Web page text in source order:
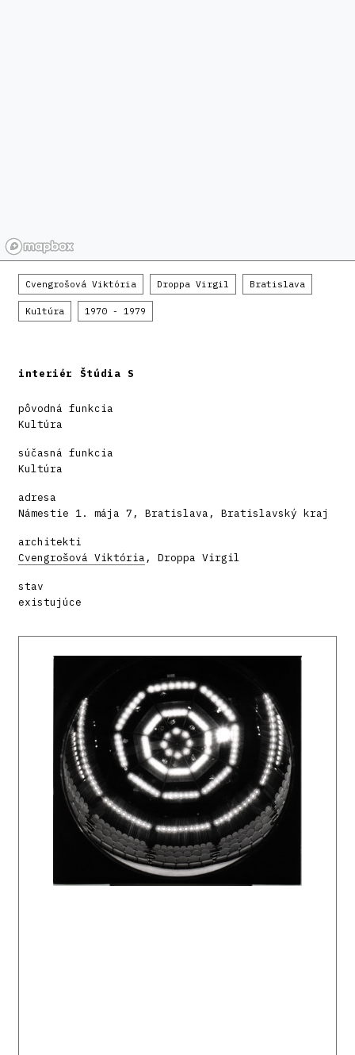
Cvengrošová Viktória Droppa Virgil Bratislava
Kultúra 1970 - 1979
interiér Štúdia S
pôvodná funkcia
Kultúra
súčasná funkcia
Kultúra
adresa
Námestie 1. mája 7, Bratislava, Bratislavský kraj
architekti
Cvengrošová Viktória , Droppa Virgil
stav
existujúce